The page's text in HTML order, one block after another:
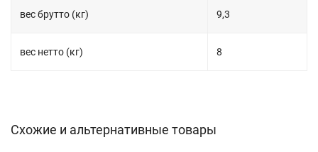
вес брутто (кг) 9,3
вес нетто (кг) 8
Схожие и альтернативные товары